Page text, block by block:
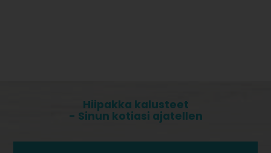
Hiipakka kalusteet
- Sinun kotiasi ajatellen